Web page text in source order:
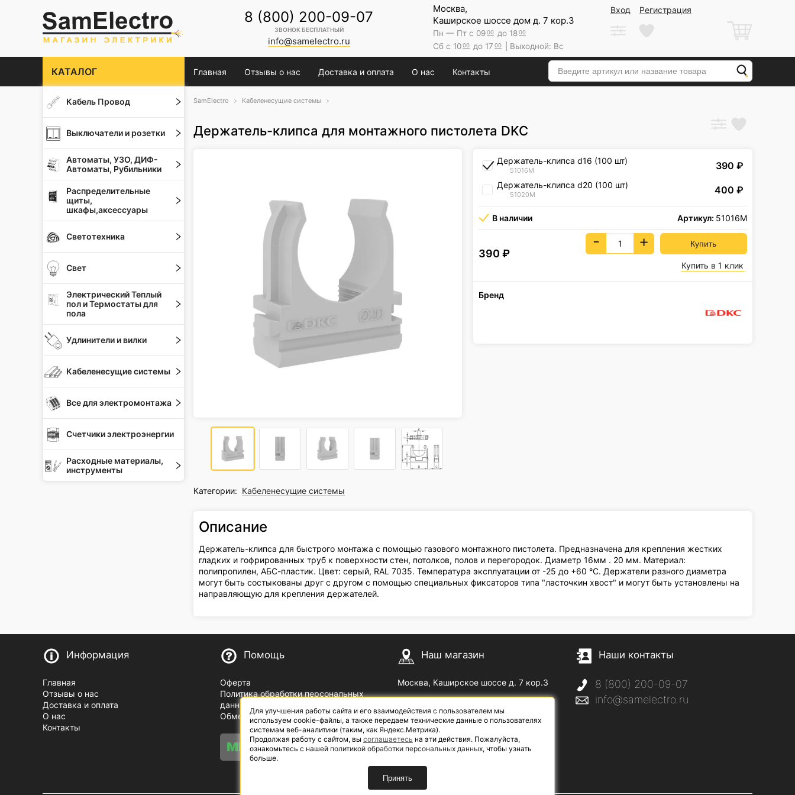
8 (800) 200-09-07
ЗВОНОК БЕСПЛАТНЫЙ
info@samelectro.ru
Москва,
Каширское шоссе дом д. 7 кор.3
Пн — Пт с 0900 до 1800
Сб с 1000 до 17 00 | Выходной: Вс
Вход Регистрация
КАТАЛОГ Главная Отзывы о нас Доставка и оплата О нас Контакты
Кабель Провод
Выключатели и розетки
Автоматы, УЗО, ДИФ-
Автоматы, Рубильники
Распределительные
щиты,
шкафы,аксессуары
Светотехника
Свет
Электрический Теплый
пол и Термостаты для
пола
Удлинители и вилки
Кабеленесущие системы
Все для электромонтажа
Счетчики электроэнергии
Расходные материалы,
инструменты
SamElectro Кабеленесущие системы
Держатель-клипса для монтажного пистолета DKC
Категории: Кабеленесущие системы
Держатель-клипса d16 (100 шт)
51016M 390 ₽
Держатель-клипса d20 (100 шт)
51020M 400 ₽
В наличии Артикул: 51016M
390 ₽
- +
Купить в 1 клик
Бренд
Описание
Держатель-клипса для быстрого монтажа с помощью газового монтажного пистолета. Предназначена для крепления жестких
гладких и гофрированных труб к поверхности стен, потолков, полов и перегородок. Диаметр 16мм . 20 мм. Материал:
полипропилен, АБС-пластик. Цвет: серый, RAL 7035. Температура эксплуатации от -25 до +60 °С. Держатели разного диаметра
могут быть состыкованы друг с другом с помощью специальных фиксаторов типа "ласточкин хвост" и могут быть установлены на
направляющую для крепления держателей.
Информация
Главная
Отзывы о нас
Доставка и оплата
О нас
Контакты
Помощь
Оферта
Политика обработки персональных
данных
Обмен и возврат
Наш магазин
Москва, Каширское шоссе д. 7 кор.3
Сб с 10 до 17 | Выходной: Вс
Наши контакты
8 (800) 200-09-07
info@samelectro.ru
Для улучшения работы сайта и его взаимодействия с пользователем мы
используем cookie-файлы, а также передаем технические данные о пользователях
системам веб-аналитики (таким, как Яндекс.Метрика).
Продолжая работу с сайтом, вы соглашаетесь на эти действия. Пожалуйста,
ознакомьтесь с нашей политикой обработки персональных данных, чтобы узнать
больше.
Принять